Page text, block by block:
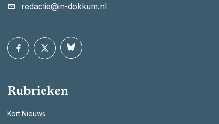
redactie@in-dokkum.nl
Rubrieken
Kort Nieuws